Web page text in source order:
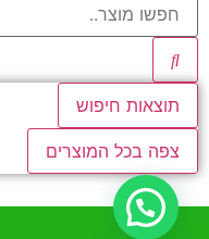
תוצאות חיפוש
צפה בכל המוצרים